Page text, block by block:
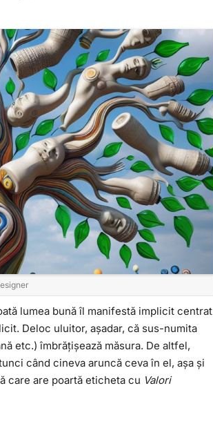
lumea bună îl manifestă implicit centrat
Deloc uluitor, așadar, că sus-numita
etc.) îmbrățișează măsura. De altfel,
când cineva aruncă ceva în el, așa și
care are poartă eticheta cu Valori